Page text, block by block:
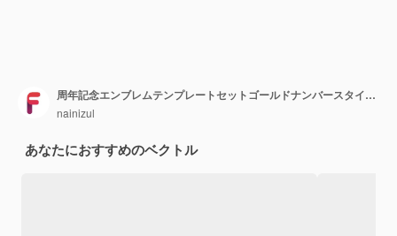
周年記念エンブレムテンプレートセットゴールドナンバースタイルのデザイン
nainizul
あなたにおすすめのベクトル